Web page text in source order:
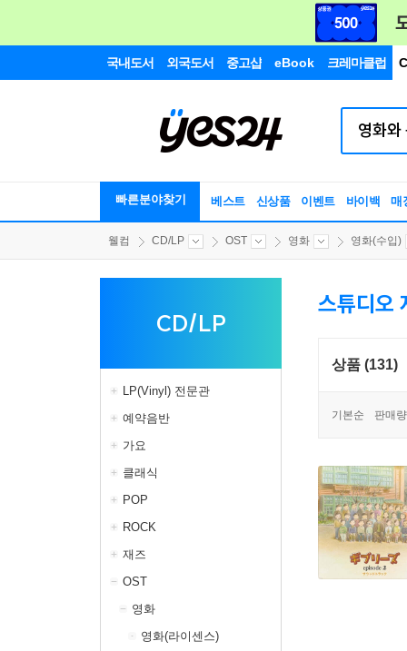
국내도서 외국도서 중고샵 eBook 크레마클럽
빠른분야찾기 베스트 신상품 이벤트 바이백 매
웰컴 CD/LP OST 영화 영화(수입)
CD/LP
LP(Vinyl) 전문관
예약음반
가요
클래식
POP
ROCK
재즈
OST
영화
영화(라이센스)
스튜디오
상품 (131)
기본순 판매